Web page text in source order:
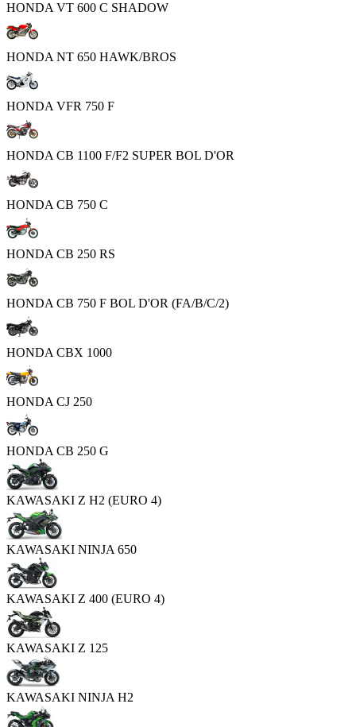
HONDA VT 600 C SHADOW
HONDA NT 650 HAWK/BROS
HONDA VFR 750 F
HONDA CB 1100 F/F2 SUPER BOL D'OR
HONDA CB 750 C
HONDA CB 250 RS
HONDA CB 750 F BOL D'OR (FA/B/C/2)
HONDA CBX 1000
HONDA CJ 250
HONDA CB 250 G
KAWASAKI Z H2 (EURO 4)
KAWASAKI NINJA 650
KAWASAKI Z 400 (EURO 4)
KAWASAKI Z 125
KAWASAKI NINJA H2